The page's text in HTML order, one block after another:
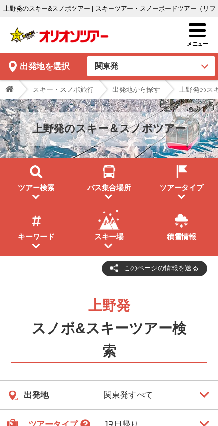
上野発のスキー&スノボツアー | スキーツアー・スノーボードツアー（リ
出発地を選択
スキー・スノボ旅行 出発地から探す 上野発のス
上野発のスキー＆スノボツアー
ツアー検索 バス集合場所 ツアータイプ
キーワード スキー場 積雪情報
このページの情報を送る
上野発
スノボ&スキーツアー検
索
出発地